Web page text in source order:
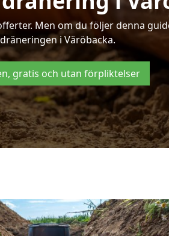
Men om du följer denna
i Väröbacka.
gratis och utan förpliktelser